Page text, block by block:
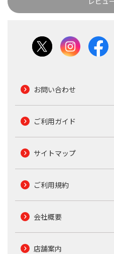
お問い合わせ
ご利用ガイド
サイトマップ
ご利用規約
会社概要
店舗案内